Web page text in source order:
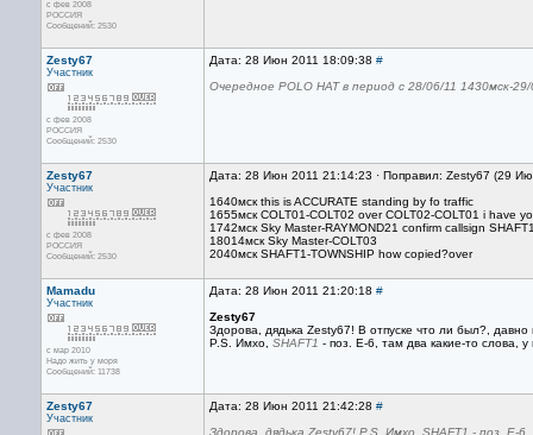
с фев 2008
РОССИЯ
Сообщений: 2530
Zesty67
Участник
с фев 2008
РОССИЯ
Сообщений: 2530
Дата: 28 Июн 2011 18:09:38 #
Очередное POLO HAT в период с 28/06/11 1430мск-
Zesty67
Участник
с фев 2008
РОССИЯ
Сообщений: 2530
Дата: 28 Июн 2011 21:14:23 · Поправил: Zesty67 (29
1640мск this is ACCURATE standing by fo traffic
1655мск COLT01-COLT02 over COLT02-COLT01 i have
1742мск Sky Master-RAYMOND21 confirm callsign
18014мск Sky Master-COLT03
2040мск SHAFT1-TOWNSHIP how copied?over
Mamadu
Участник
с мар 2010
Надо жить у моря
Сообщений: 11738
Дата: 28 Июн 2011 21:20:18 #
Zesty67
Здорова, дядька Zesty67! В отпуске что ли был?, давно
P.S. Имхо, SHAFT1 - поз. Е-6, там два какие-то слова,
Zesty67
Участник
Дата: 28 Июн 2011 21:42:28 #
Здорова, дядька Zesty67! P.S. Имхо, SHAFT1 - поз. Е-